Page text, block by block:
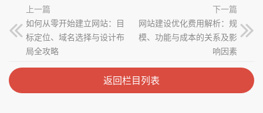
上一篇
如何从零开始建立网站：目
标定位、域名选择与设计布
局全攻略
下一篇
网站建设优化费用解析：规
模、功能与成本的关系及影
响因素
返回栏目列表